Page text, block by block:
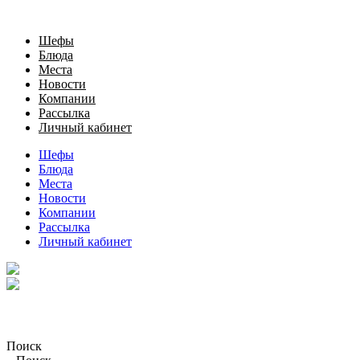
Шефы
Блюда
Места
Новости
Компании
Рассылка
Личный кабинет
Шефы
Блюда
Места
Новости
Компании
Рассылка
Личный кабинет
Поиск